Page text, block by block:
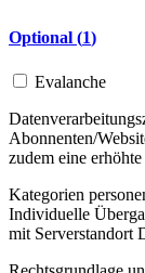
Optional (1)
Evalanche
Abonnenten/
zudem eine
Kategorien
Individuelle
mit Serverstandort